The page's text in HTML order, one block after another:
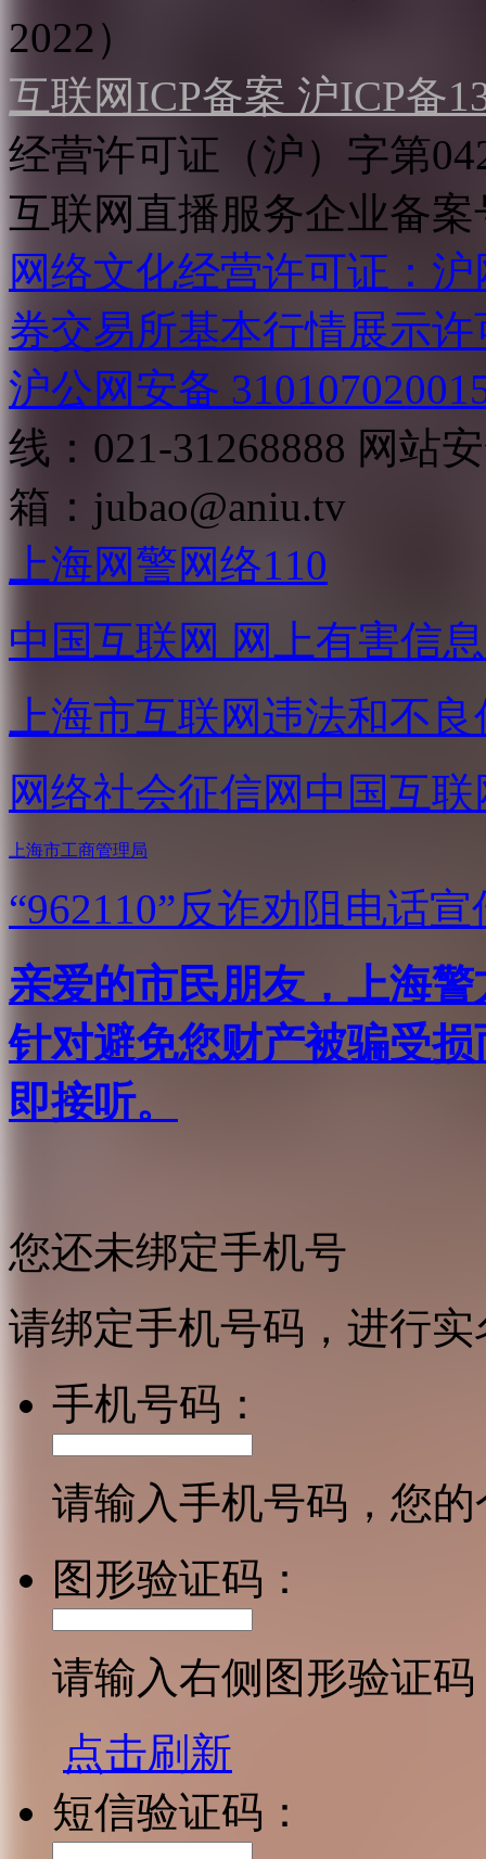
2022）
互联网ICP备案 沪ICP备
经营许可证（沪）字第
互联网直播服务企业备案
网络文化经营许可证：
券交易所基本行情展示许
沪公网安备
线：021-31268888 网站
箱： jubao@aniu.tv
上海网警网络110
中国互联网 网上有害信
上海市互联网违法和不
网络社会征信网 中国互
上海市工商管理局
“962110”反诈劝阻电话宣
亲爱的市民朋友，上海
针对避免您财产被骗受
即接听。
您还未绑定手机号
请绑定手机号码，进行
手机号码：
请输入手机号码，您
图形验证码：
请输入右侧图形验证码
点击刷新
短信验证码：